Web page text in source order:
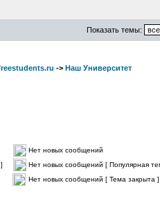
Показать темы:
-> Наш Университет
Нет новых сообщений
Нет новых сообщений [ Популярная
Нет новых сообщений [ Тема закрыта ]